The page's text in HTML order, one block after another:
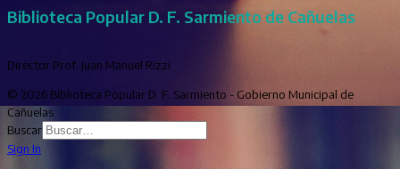
Biblioteca Popular D. F. Sarmiento de Cañuelas
Director Prof. Juan Manuel Rizzi
© 2026 Biblioteca Popular D. F. Sarmiento - Gobierno Municipal de
Cañuelas
Buscar
Sign In